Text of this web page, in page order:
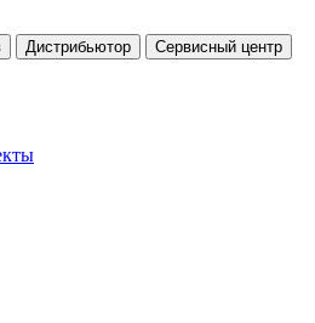
Дистрибьютор Сервисный центр